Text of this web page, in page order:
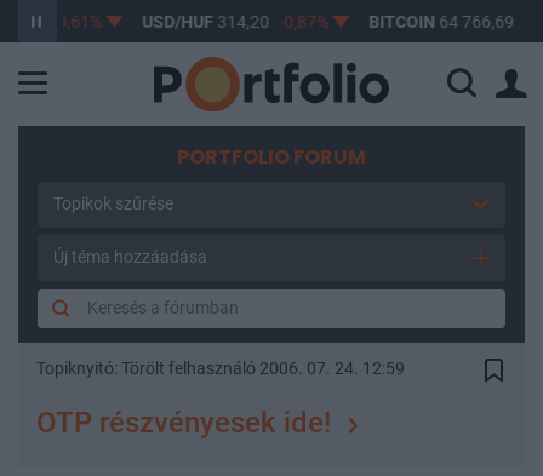
-0,61% USD/HUF314,20 -0,87% BITCOIN64 766,69 -
PORTFOLIO FORUM
Topikok szűrése
Új téma hozzáadása
Topiknyitó: Törölt felhasználó 2006. 07. 24. 12:59
OTP részvényesek ide!